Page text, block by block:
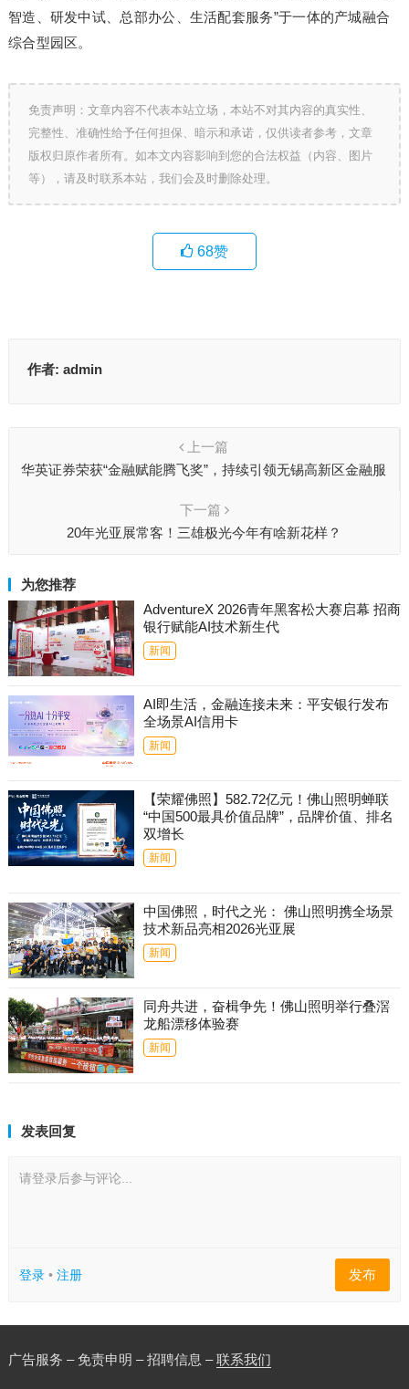
智造、研发中试、总部办公、生活配套服务”于一体的产城融合
综合型园区。
免责声明：文章内容不代表本站立场，本站不对其内容的真实性、
完整性、准确性给予任何担保、暗示和承诺，仅供读者参考，文章
版权归原作者所有。如本文内容影响到您的合法权益（内容、图片
等），请及时联系本站，我们会及时删除处理。
68赞
作者: admin
上一篇
华英证券荣获“金融赋能腾飞奖”，持续引领无锡高新区金融服
下一篇
20年光亚展常客！三雄极光今年有啥新花样？
为您推荐
AdventureX 2026青年黑客松大赛启幕 招商
银行赋能AI技术新生代
新闻
AI即生活，金融连接未来：平安银行发布
全场景AI信用卡
新闻
【荣耀佛照】582.72亿元！佛山照明蝉联
“中国500最具价值品牌”，品牌价值、排名
双增长
新闻
中国佛照，时代之光： 佛山照明携全场景
技术新品亮相2026光亚展
新闻
同舟共进，奋楫争先！佛山照明举行叠滘
龙船漂移体验赛
新闻
发表回复
请登录后参与评论...
登录• 注册 发布
广告服务 – 免责申明 – 招聘信息 –联系我们